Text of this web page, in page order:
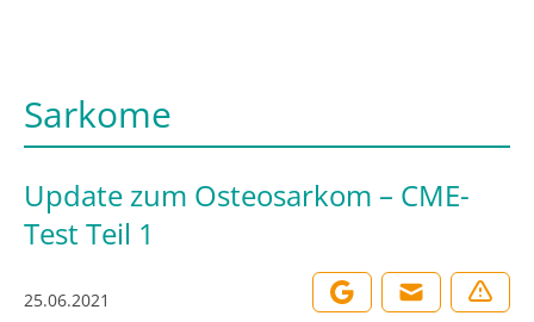
Sarkome
Update zum Osteosarkom – CME-
Test Teil 1
25.06.2021